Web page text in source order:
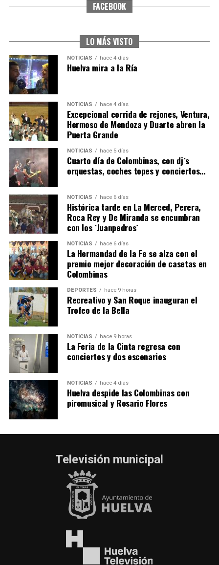
CUARTA CORRIDA DE LAS FIESTAS COLOMBINAS
4º DÍA DE LAS FIESTAS COLOMBINAS 2026
hace 6 días Huelvatv
SEXTA CORRIDA DE LAS FIESTAS COLOMBINAS
2026
hace 3 días· Huelvatv
FACEBOOK
LO MÁS VISTO
NOTICIAS hace 4 días
Huelva mira a la Ría
NOTICIAS hace 4 días
Excepcional corrida de rejones, Ventura,
Hermoso de Mendoza y Duarte abren la
Puerta Grande
NOTICIAS hace 5 días
Cuarto día de Colombinas, con dj´s
orquestas, coches topes y conciertos…
NOTICIAS hace 6 días
Histórica tarde en La Merced, Perera,
Roca Rey y De Miranda se encumbran
con los `Juanpedros´
NOTICIAS hace 6 días
La Hermandad de la Fe se alza con el
premio mejor decoración de casetas en
Colombinas
DEPORTES hace 9 horas
Recreativo y San Roque inauguran el
Trofeo de la Bella
NOTICIAS hace 9 horas
La Feria de la Cinta regresa con
conciertos y dos escenarios
NOTICIAS hace 4 días
Huelva despide las Colombinas con
piromusical y Rosario Flores
Televisión municipal